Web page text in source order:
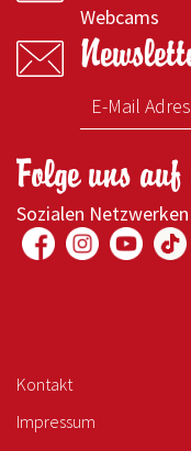
Webcams
Folge uns auf
Sozialen Netzwerken
Kontakt
Impressum